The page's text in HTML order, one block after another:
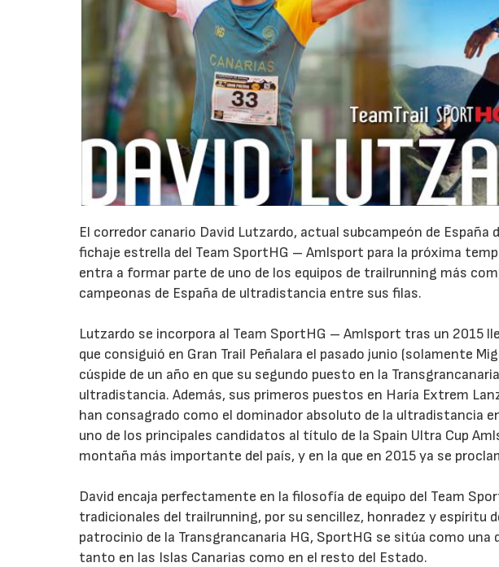
El corredor canario David Lutzardo, actual subcampeón de
fichaje estrella del Team SportHG – Amlsport para la próxima
entra a formar parte de uno de los equipos de trailrunning más
campeonas de España de ultradistancia entre sus filas.
Lutzardo se incorpora al Team SportHG – Amlsport tras un 2015
que consiguió en Gran Trail Peñalara el pasado junio (solamente
cúspide de un año en que su segundo puesto en la
ultradistancia. Además, sus primeros puestos en Haría Extrem
han consagrado como el dominador absoluto de la ultradistancia
uno de los principales candidatos al título de la Spain Ultra Cup
montaña más importante del país, y en la que en 2015 ya se
David encaja perfectamente en la filosofía de equipo del Team
tradicionales del trailrunning, por su sencillez, honradez y espíritu
patrocinio de la Transgrancanaria HG, SportHG se sitúa como
tanto en las Islas Canarias como en el resto del Estado.
23/07/